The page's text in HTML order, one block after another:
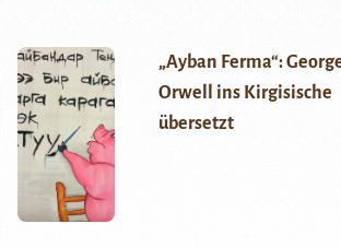
„Ayban Ferma“:
Orwell ins Kirgisische
übersetzt